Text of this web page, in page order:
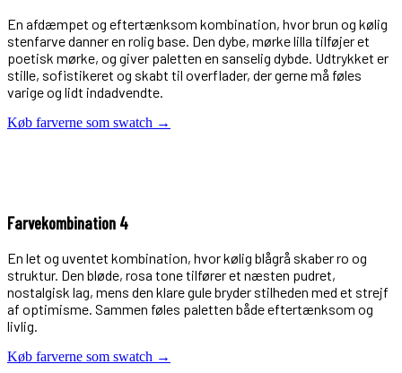
En afdæmpet og eftertænksom kombination, hvor brun og kølig
stenfarve danner en rolig base. Den dybe, mørke lilla tilføjer et
poetisk mørke, og giver paletten en sanselig dybde. Udtrykket er
stille, sofistikeret og skabt til overflader, der gerne må føles
varige og lidt indadvendte.
Køb farverne som swatch →
Farvekombination 4
En let og uventet kombination, hvor kølig blågrå skaber ro og
struktur. Den bløde, rosa tone tilfører et næsten pudret,
nostalgisk lag, mens den klare gule bryder stilheden med et strejf
af optimisme. Sammen føles paletten både eftertænksom og
livlig.
Køb farverne som swatch →